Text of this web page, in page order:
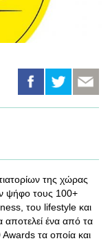
της χώρας
ψήφο τους 100+
του lifestyle και
ένα από τα
τα οποία και